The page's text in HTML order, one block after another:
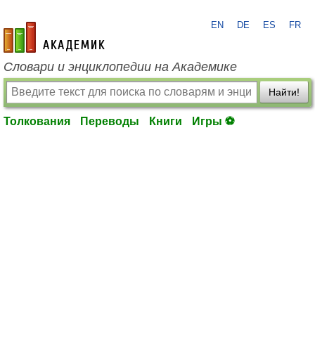
academic.ru
EN DE ES FR
Словари и энциклопедии на Академике
Найти!
Толкования Переводы Книги Игры ⚽